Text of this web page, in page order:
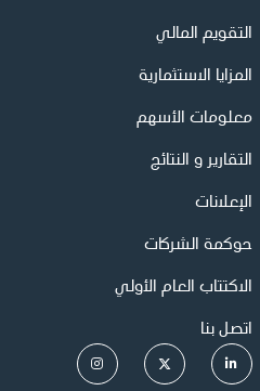
التقويم المالي
المزايا الاستثمارية
معلومات الأسهم
التقارير و النتائج
الإعلانات
حوكمة الشركات
الاكتتاب العام الأولي
اتصل بنا